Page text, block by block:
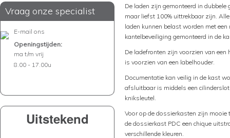
Vraag onze specialist
E-mail ons
Openingstijden:
ma t/m vrij
8.00 - 17.00u
Uitstekend
De laden zijn gemonteerd in
maar liefst 100% uittrekbaar zijn.
laden kunnen belast worden met
kantelbeveiliging gemonteerd in de
De ladefronten zijn voorzien van een
is voorzien van een labelhouder.
Documentatie kan veilig in de kast
afsluitbaar is middels een
kniksleutel.
Voor op de dossierkasten zijn mooie
de dossierkast PDC een chique
verschillende kleuren.